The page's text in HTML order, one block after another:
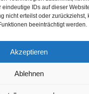
IDs auf dieser
nicht erteilst oder zurückziehst,
beeinträchtigt werden.
Akzeptieren
Ablehnen